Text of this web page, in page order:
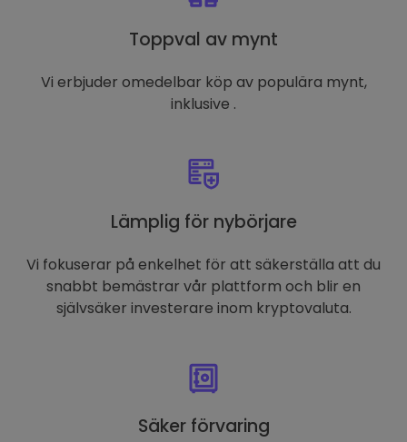
Toppval av mynt
Vi erbjuder omedelbar köp av populära mynt,
inklusive .
Lämplig för nybörjare
Vi fokuserar på enkelhet för att säkerställa att du
snabbt bemästrar vår plattform och blir en
självsäker investerare inom kryptovaluta.
Säker förvaring